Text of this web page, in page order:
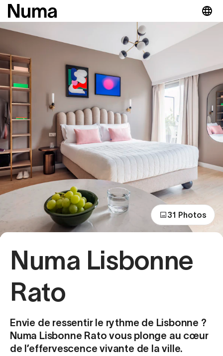
31 Photos
Numa Lisbonne
Rato
Envie de ressentir le rythme de Lisbonne ?
Numa Lisbonne Rato vous plonge au cœur
de l’effervescence vivante de la ville.